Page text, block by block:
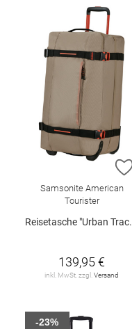
Samsonite American
Tourister
Reisetasche "Urban Track", 68 cm
139,95 €
inkl. MwSt. zzgl.Versand
-23%